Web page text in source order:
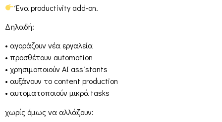
Ένα productivity add-on.
Δηλαδή:
• αγοράζουν νέα εργαλεία
• προσθέτουν automation
• χρησιμοποιούν AI assistants
• αυξάνουν το content production
• αυτοματοποιούν μικρά tasks
χωρίς όμως να αλλάζουν: